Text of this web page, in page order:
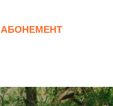
АБОНЕМЕНТ